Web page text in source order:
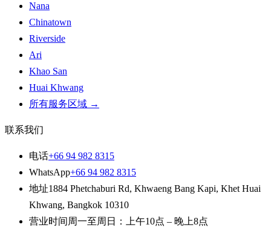
Nana
Chinatown
Riverside
Ari
Khao San
Huai Khwang
所有服务区域 →
联系我们
电话+66 94 982 8315
WhatsApp+66 94 982 8315
地址1884 Phetchaburi Rd, Khwaeng Bang Kapi, Khet Huai
Khwang, Bangkok 10310
营业时间 周一至周日：上午10点 – 晚上8点